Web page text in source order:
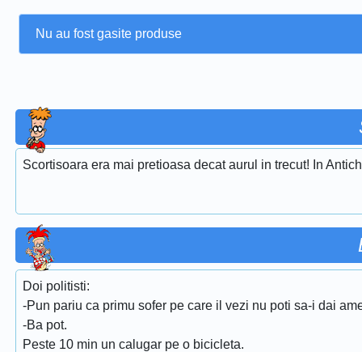
Nu au fost gasite produse
Scortisoara era mai pretioasa decat aurul in trecut! In
Doi politisti:
-Pun pariu ca primu sofer pe care il vezi nu poti sa-i dai
-Ba pot.
Peste 10 min un calugar pe o bicicleta.